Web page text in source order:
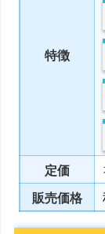
特徴
定価
販売価格